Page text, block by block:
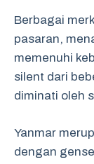
Berbagai
pasaran,
memenuhi
silent dari
diminati oleh
Yanmar
dengan